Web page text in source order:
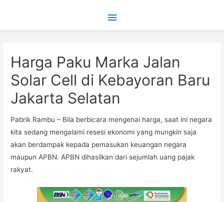
Main
Harga Paku Marka Jalan
Solar Cell di Kebayoran Baru
Jakarta Selatan
Pabrik Rambu – Bila berbicara mengenai harga, saat ini negara
kita sedang mengalami resesi ekonomi yang mungkin saja
akan berdampak kepada pemasukan keuangan negara
maupun APBN. APBN dihasilkan dari sejumlah uang pajak
rakyat.